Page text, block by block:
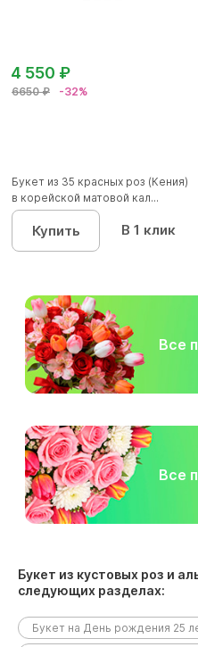
6650 ₽ -32%
4 550 ₽
Букет из 35 красных роз (Кения)
в корейской матовой кал...
Купить В 1 клик
Все
Все
Букет из кустовых роз и
следующих разделах:
Букет на День рождения 25